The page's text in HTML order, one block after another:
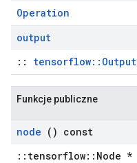
Operation
output
:: tensorflow::Output
Funkcje publiczne
node () const
::tensorflow::Node *